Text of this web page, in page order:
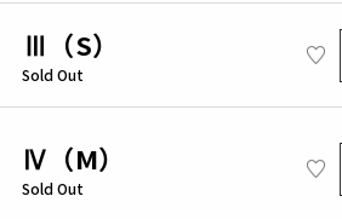
Ⅲ（S）
Sold Out
Ⅳ（M）
Sold Out